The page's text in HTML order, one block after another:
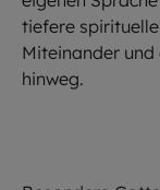
tiefere
Miteinander und
hinweg.